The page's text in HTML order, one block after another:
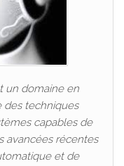
un domaine en
des techniques
capables de
avancées récentes
et de